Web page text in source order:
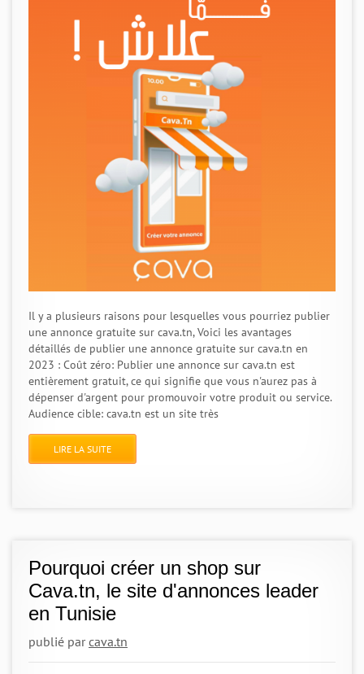
Il y a plusieurs raisons pour lesquelles vous pourriez publier
une annonce gratuite sur cava.tn, Voici les avantages
détaillés de publier une annonce gratuite sur cava.tn en
2023 : Coût zéro: Publier une annonce sur cava.tn est
entièrement gratuit, ce qui signifie que vous n'aurez pas à
dépenser d'argent pour promouvoir votre produit ou service.
Audience cible: cava.tn est un site très
LIRE LA SUITE
Pourquoi créer un shop sur
Cava.tn, le site d'annonces leader
en Tunisie
publié parcava.tn